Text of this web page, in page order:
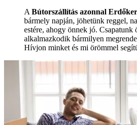
A Bútorszállítás azonnal
bármely napján, jöhetünk reggel,
estére, ahogy önnek jó. Csapatunk
alkalmazkodik bármilyen
Hívjon minket és mi örömmel